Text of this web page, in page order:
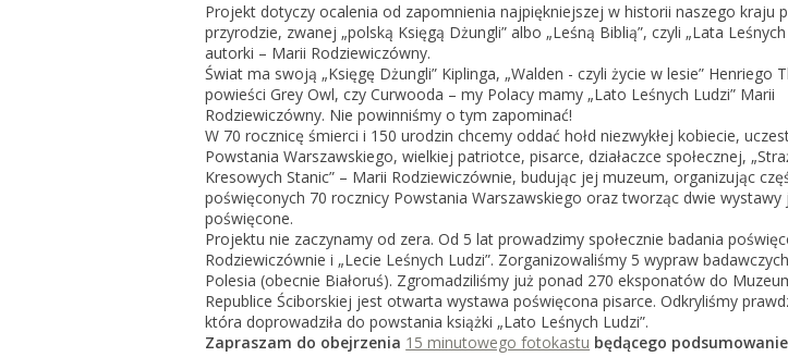
Projekt dotyczy ocalenia od zapomnienia najpiękniejszej w historii naszego kraju
przyrodzie, zwanej „polską Księgą Dżungli” albo „Leśną Biblią”, czyli „Lata
autorki – Marii Rodziewiczówny.
Świat ma swoją „Księgę Dżungli” Kiplinga, „Walden - czyli życie w lesie” Henriego
powieści Grey Owl, czy Curwooda – my Polacy mamy „Lato Leśnych Ludzi” Marii
Rodziewiczówny. Nie powinniśmy o tym zapominać!
W 70 rocznicę śmierci i 150 urodzin chcemy oddać hołd niezwykłej kobiecie,
Powstania Warszawskiego, wielkiej patriotce, pisarce, działaczce społecznej,
Kresowych Stanic” – Marii Rodziewiczównie, budując jej muzeum, organizując
poświęconych 70 rocznicy Powstania Warszawskiego oraz tworząc dwie wystawy
poświęcone.
Projektu nie zaczynamy od zera. Od 5 lat prowadzimy społecznie badania
Rodziewiczównie i „Lecie Leśnych Ludzi”. Zorganizowaliśmy 5 wypraw
Polesia (obecnie Białoruś). Zgromadziliśmy już ponad 270 eksponatów do
Republice Ściborskiej jest otwarta wystawa poświęcona pisarce. Odkryliśmy
która doprowadziła do powstania książki „Lato Leśnych Ludzi”.
Zapraszam do obejrzenia 15 minutowego fotokastu będącego